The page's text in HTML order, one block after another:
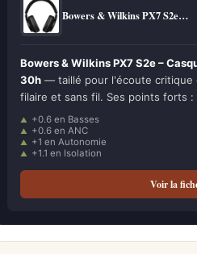
Bowers & Wilkins PX7 S2e…
Bowers & Wilkins PX7 S2e –
30h — taillé pour l'écoute critique
filaire et sans fil. Ses points forts :
+0.6 en Basses
+0.6 en ANC
+1 en Autonomie
+1.1 en Isolation
Voir la